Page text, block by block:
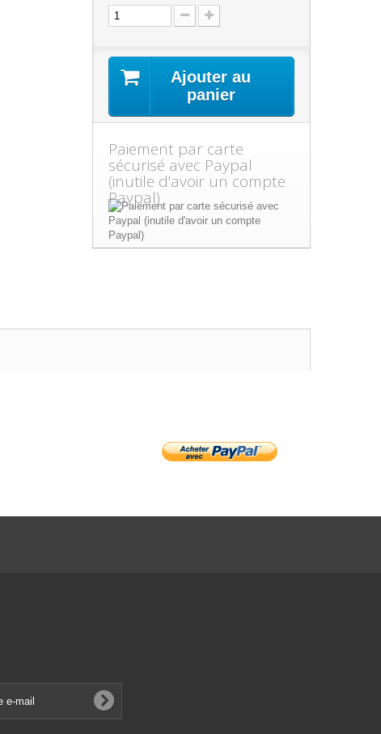
Ajouter au
panier
Paiement par carte
sécurisé avec Paypal
(inutile d'avoir un compte
Paypal)